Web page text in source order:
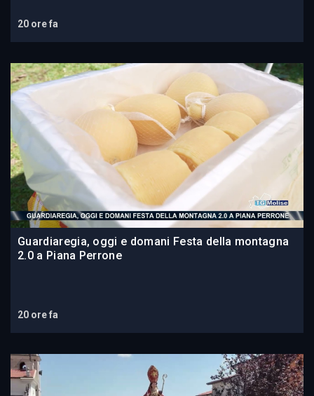
20 ore fa
Guardiaregia, oggi e domani Festa della montagna
2.0 a Piana Perrone
20 ore fa